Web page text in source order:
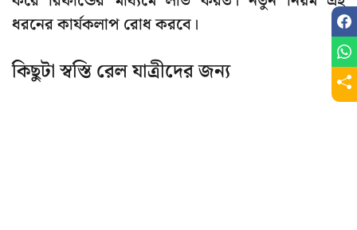
ধরনের কার্যকলাপ রোধ করবে।
কিছুটা স্বস্তি রেল যাত্রীদের জন্য